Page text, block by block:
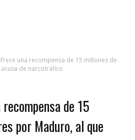
una recompensa de 15 millones de
de narcotráfico
de 15
por Maduro, al que